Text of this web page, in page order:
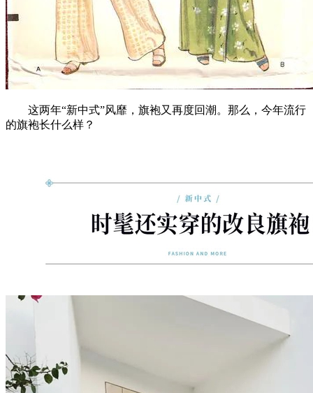
这两年“新中式”风靡，旗袍又再度回潮。那么，今年流行
的旗袍长什么样？